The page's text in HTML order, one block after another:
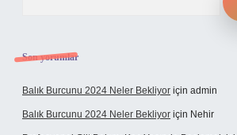
Son yorumlar
Balık Burcunu 2024 Neler Bekliyor için admin
Balık Burcunu 2024 Neler Bekliyor için Nehir